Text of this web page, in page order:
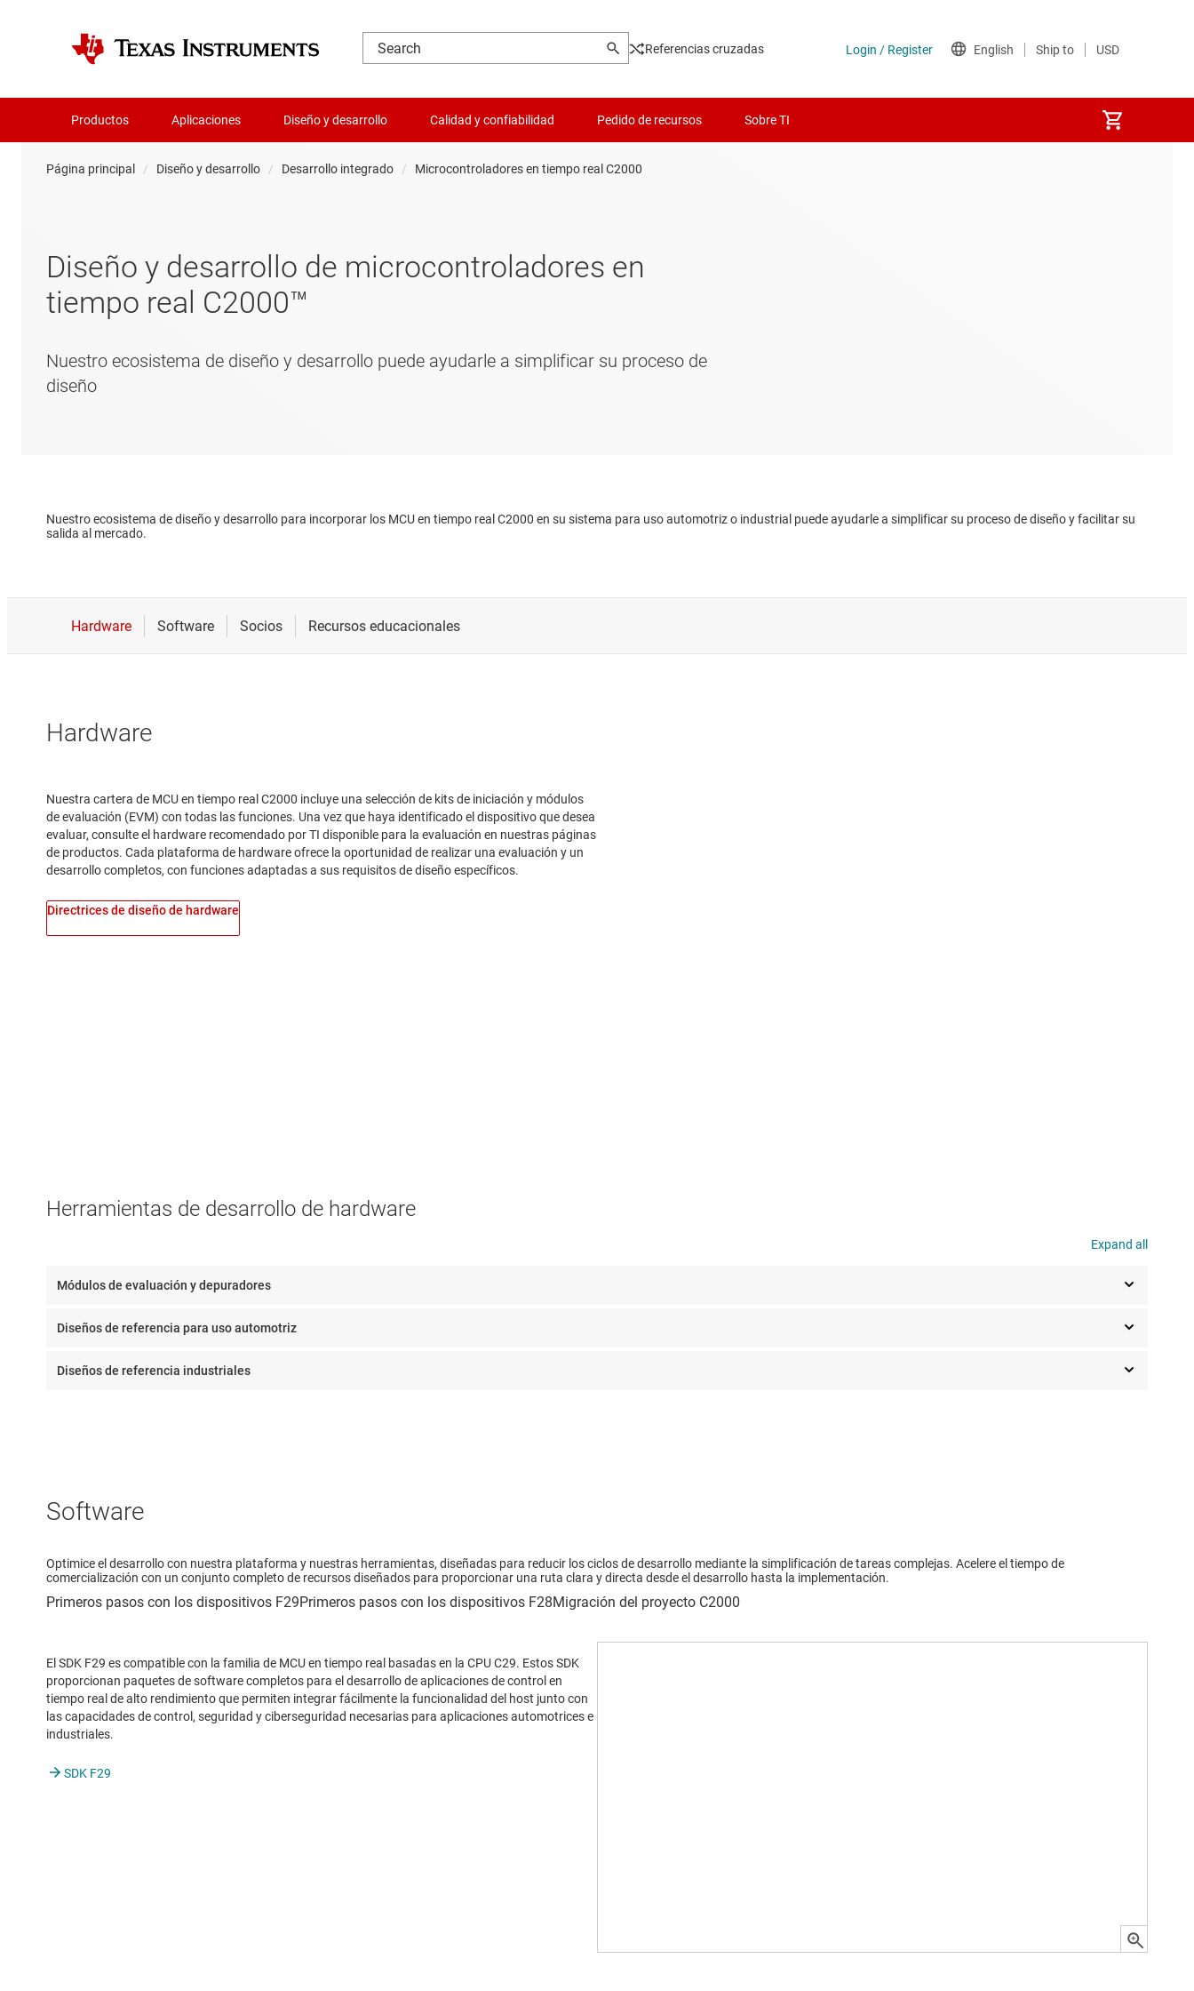
Referencias cruzadas
Productos Aplicaciones Diseño y desarrollo Calidad y confiabilidad Pedido de recursos Sobre TI
Página principal Diseño y desarrollo Desarrollo integrado Microcontroladores en tiempo real C2000
Diseño y desarrollo de microcontroladores en
tiempo real C2000™
Nuestro ecosistema de diseño y desarrollo puede ayudarle a simplificar su proceso de
diseño
Nuestro ecosistema de diseño y desarrollo para incorporar los MCU en tiempo real C2000 en su sistema para uso automotriz o industrial puede ayudarle a simplificar su proceso de diseño y facilitar su
salida al mercado.
Hardware
Nuestra cartera de MCU en tiempo real C2000 incluye una selección de kits de iniciación y módulos
de evaluación (EVM) con todas las funciones. Una vez que haya identificado el dispositivo que desea
evaluar, consulte el hardware recomendado por TI disponible para la evaluación en nuestras páginas
de productos. Cada plataforma de hardware ofrece la oportunidad de realizar una evaluación y un
desarrollo completos, con funciones adaptadas a sus requisitos de diseño específicos.
Directrices de diseño de hardware
Herramientas de desarrollo de hardware
Expand all
Módulos de evaluación y depuradores
Diseños de referencia para uso automotriz
Diseños de referencia industriales
Software
Optimice el desarrollo con nuestra plataforma y nuestras herramientas, diseñadas para reducir los ciclos de desarrollo mediante la simplificación de tareas complejas. Acelere el tiempo de
comercialización con un conjunto completo de recursos diseñados para proporcionar una ruta clara y directa desde el desarrollo hasta la implementación.
El SDK F29 es compatible con la familia de MCU en tiempo real basadas en la CPU C29. Estos SDK
proporcionan paquetes de software completos para el desarrollo de aplicaciones de control en
tiempo real de alto rendimiento que permiten integrar fácilmente la funcionalidad del host junto con
las capacidades de control, seguridad y ciberseguridad necesarias para aplicaciones automotrices e
industriales.
SDK F29